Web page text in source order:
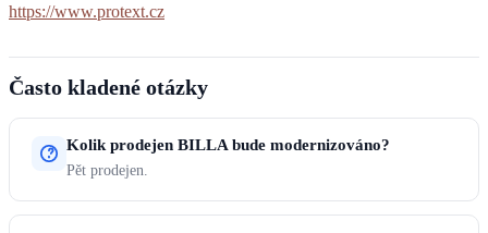
https://www.protext.cz
Často kladené otázky
Kolik prodejen BILLA bude modernizováno?
Pět prodejen.